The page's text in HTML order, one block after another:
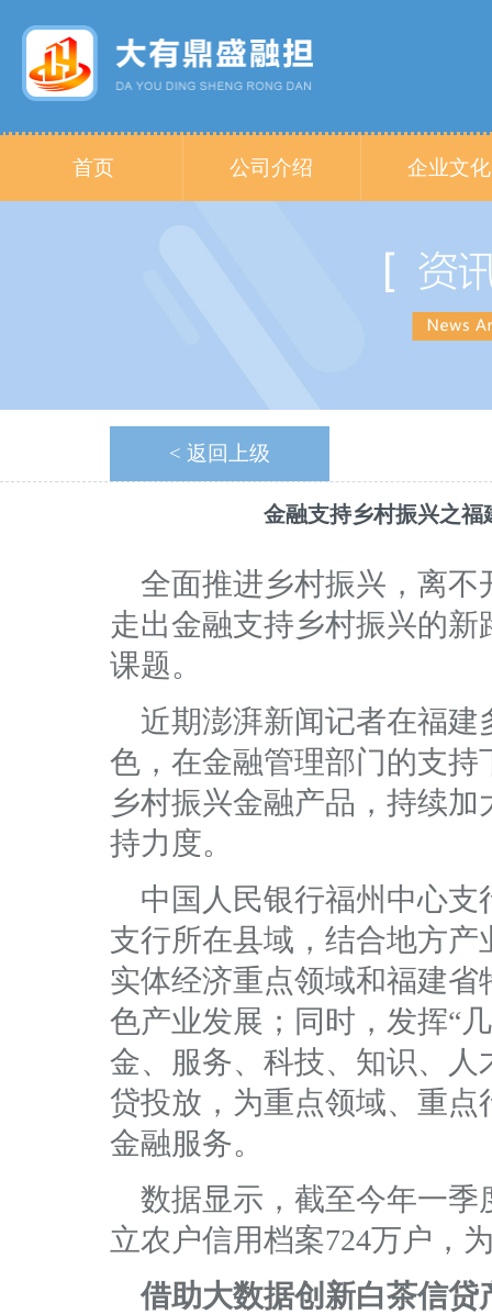
首页 公司介绍 企业文化
< 返回上级
金融支持乡村振兴之
全面推进乡村振兴，离
走出金融支持乡村振兴的
课题。
近期澎湃新闻记者在福
色，在金融管理部门的支
乡村振兴金融产品，持续
持力度。
中国人民银行福州中心
支行所在县域，结合地方
实体经济重点领域和福建
色产业发展；同时，发挥“
金、服务、科技、知识、人
贷投放，为重点领域、重
金融服务。
数据显示，截至今年一
立农户信用档案724万户，
借助大数据创新白茶信贷